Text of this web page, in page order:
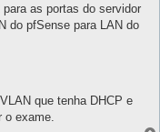
as portas do servidor
do pfSense para LAN do
que tenha DHCP e
o exame.